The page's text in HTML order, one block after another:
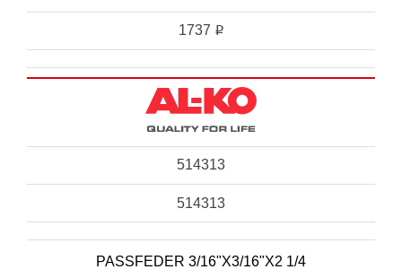
1737 i
514313
514313
PASSFEDER 3/16"X3/16"X2 1/4